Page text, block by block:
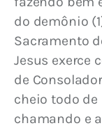
do demônio
Sacramento
Jesus exerce
de
cheio todo
chamando e